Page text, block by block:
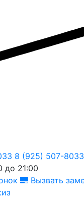
8 (925) 507-8033
до 21:00
Вызвать